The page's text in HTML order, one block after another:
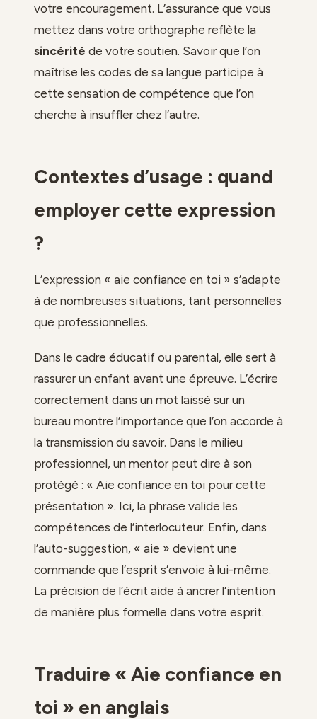
votre encouragement. L’assurance que vous
mettez dans votre orthographe reflète la
sincérité de votre soutien. Savoir que l’on
maîtrise les codes de sa langue participe à
cette sensation de compétence que l’on
cherche à insuffler chez l’autre.
Contextes d’usage : quand
employer cette expression
?
L’expression « aie confiance en toi » s’adapte
à de nombreuses situations, tant personnelles
que professionnelles.
Dans le cadre éducatif ou parental, elle sert à
rassurer un enfant avant une épreuve. L’écrire
correctement dans un mot laissé sur un
bureau montre l’importance que l’on accorde à
la transmission du savoir. Dans le milieu
professionnel, un mentor peut dire à son
protégé : « Aie confiance en toi pour cette
présentation ». Ici, la phrase valide les
compétences de l’interlocuteur. Enfin, dans
l’auto-suggestion, « aie » devient une
commande que l’esprit s’envoie à lui-même.
La précision de l’écrit aide à ancrer l’intention
de manière plus formelle dans votre esprit.
Traduire « Aie confiance en
toi » en anglais